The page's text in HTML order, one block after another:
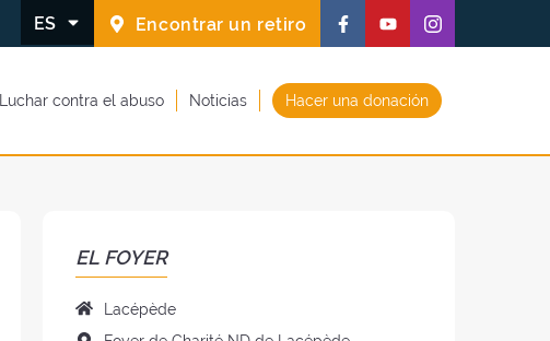
ES Encontrar un retiro
Síguenos
en
(nueva
Síguenos
en
(nueva
Síguenos
en
(nueva
Luchar contra el abuso Noticias Hacer una donación
EL FOYER
Nombre
del
Lacépède